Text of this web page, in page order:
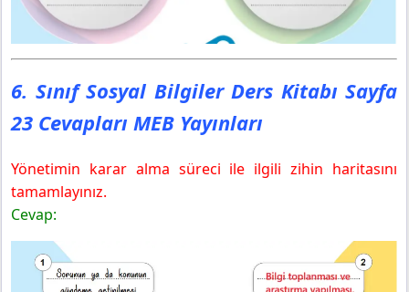
6. Sınıf Sosyal Bilgiler Ders Kitabı Sayfa
23 Cevapları MEB Yayınları
Yönetimin karar alma süreci ile ilgili zihin haritasını
tamamlayınız.
Cevap: